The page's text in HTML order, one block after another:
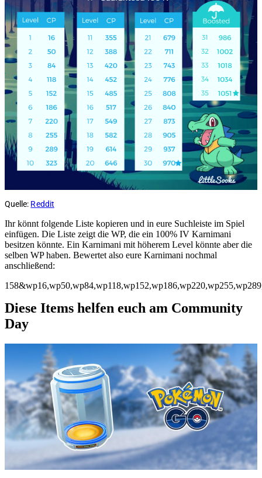
Quelle: Reddit
Ihr könnt folgende Liste kopieren und in eure Suchleiste im Spiel
einfügen. Die Liste zeigt die WP, die ein 100% IV Karnimani
besitzen könnte. Ein Karnimani mit höherem Level könnte aber die
selben WP haben. Bewertet also eure Karnimani nochmal
anschließend:
Diese Items helfen euch am Community
Day